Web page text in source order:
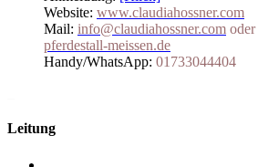
Website: www.claudiahossner.com
Mail: info@claudiahossner.com oder
pferdestall-meissen.de
Handy/WhatsApp: 01733044404
Leitung